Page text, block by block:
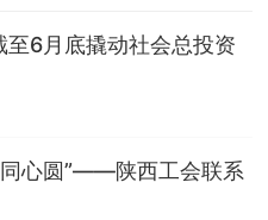
至6月底撬动社会总投资
心圆”——陕西工会联系